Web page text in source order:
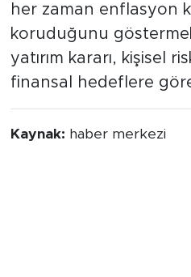
her zaman enflasyon
koruduğunu
yatırım kararı, kişisel
finansal hedeflere
Kaynak: haber merkezi